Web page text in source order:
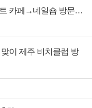
카페→네일숍 방문…
이 제주 비치클럽 방